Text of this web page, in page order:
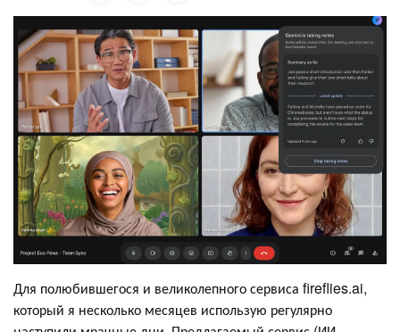
Для полюбившегося и великолепного сервиса fireflies.ai,
который я несколько месяцев использую регулярно